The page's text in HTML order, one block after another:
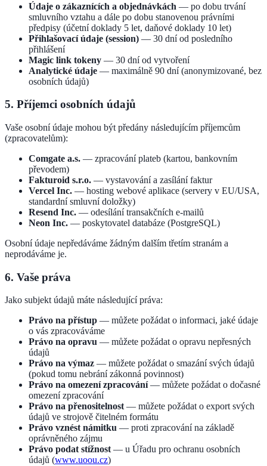
Údaje o zákaznících a objednávkách — po dobu trvání
smluvního vztahu a dále po dobu stanovenou právními
předpisy (účetní doklady 5 let, daňové doklady 10 let)
Přihlašovací údaje (session) — 30 dní od posledního
přihlášení
Magic link tokeny — 30 dní od vytvoření
Analytické údaje — maximálně 90 dní (anonymizované, bez
osobních údajů)
5. Příjemci osobních údajů
Vaše osobní údaje mohou být předány následujícím příjemcům
(zpracovatelům):
Comgate a.s. — zpracování plateb (kartou, bankovním
převodem)
Fakturoid s.r.o. — vystavování a zasílání faktur
Vercel Inc. — hosting webové aplikace (servery v EU/USA,
standardní smluvní doložky)
Resend Inc. — odesílání transakčních e-mailů
Neon Inc. — poskytovatel databáze (PostgreSQL)
Osobní údaje nepředáváme žádným dalším třetím stranám a
neprodáváme je.
6. Vaše práva
Jako subjekt údajů máte následující práva:
Právo na přístup — můžete požádat o informaci, jaké údaje
o vás zpracováváme
Právo na opravu — můžete požádat o opravu nepřesných
údajů
Právo na výmaz — můžete požádat o smazání svých údajů
(pokud tomu nebrání zákonná povinnost)
Právo na omezení zpracování— můžete požádat o dočasné
omezení zpracování
Právo na přenositelnost— můžete požádat o export svých
údajů ve strojově čitelném formátu
Právo vznést námitku — proti zpracování na základě
oprávněného zájmu
Právo podat stížnost— u Úřadu pro ochranu osobních
údajů (www.uoou.cz)